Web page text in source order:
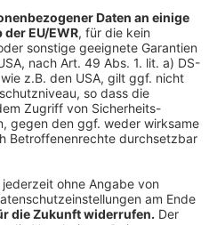
was die Polizei
bestrafen dürfen folgt hier
zum E-
zwischen 60 und 180 Euro
20 Euro
40 Euro